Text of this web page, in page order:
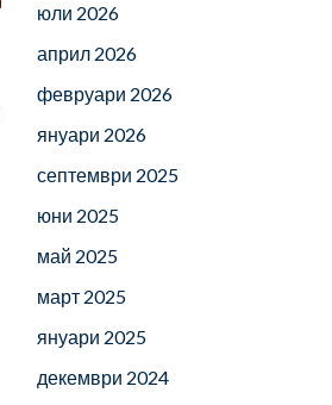
юли 2026
април 2026
февруари 2026
януари 2026
септември 2025
юни 2025
май 2025
март 2025
януари 2025
декември 2024